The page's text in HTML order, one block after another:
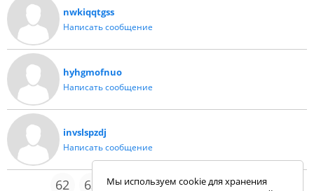
nwkiqqtgss
Написать сообщение
hyhgmofnuo
Написать сообщение
invslspzdj
Написать сообщение
62 63 64 65 66 ... 96
Мы используем cookie для хранения